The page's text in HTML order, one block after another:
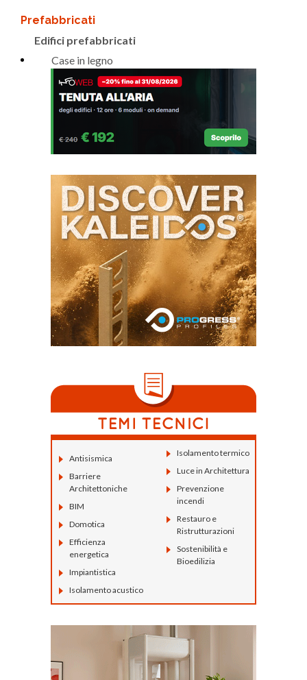
Prefabbricati
Edifici prefabbricati
Case in legno
Antisismica
Barriere
Architettoniche
BIM
Domotica
Efficienza
energetica
Impiantistica
Isolamento acustico
Isolamento termico
Luce in Architettura
Prevenzione
incendi
Restauro e
Ristrutturazioni
Sostenibilità e
Bioedilizia